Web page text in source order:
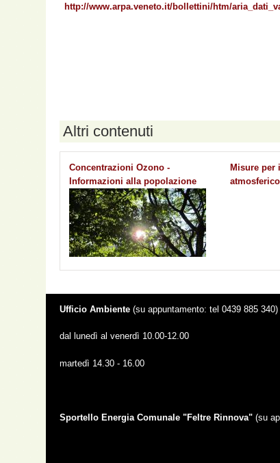
http://www.arpa.veneto.it/bollettini/htm/
Altri contenuti
Concentrazioni Ozono -
Informazioni alla popolazione
Misure per
Ufficio Ambiente(su appuntamento: tel 0439 885 340)
dal lunedì al venerdì 10.00-12.00
martedì 14.30 - 16.00
Sportello Energia Comunale "Feltre Rinnova"(su